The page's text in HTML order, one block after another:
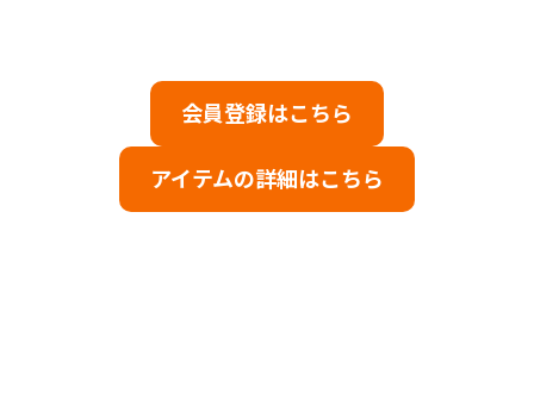
会員登録はこちら
アイテムの詳細はこちら